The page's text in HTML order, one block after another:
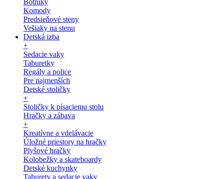
Botníky
Komody
Predsieňové steny
Vešiaky na stenu
Detská izba
+
Sedacie vaky
Taburetky
Regály a police
Pre najmenších
Detské stoličky
+
Stoličky k písaciemu stolu
Hračky a zábava
+
Kreatívne a vdelávacie
Úložné priestory na hračky
Plyšové hračky
Kolobežky a skateboardy
Detské kuchynky
Taburety a sedacie vaky